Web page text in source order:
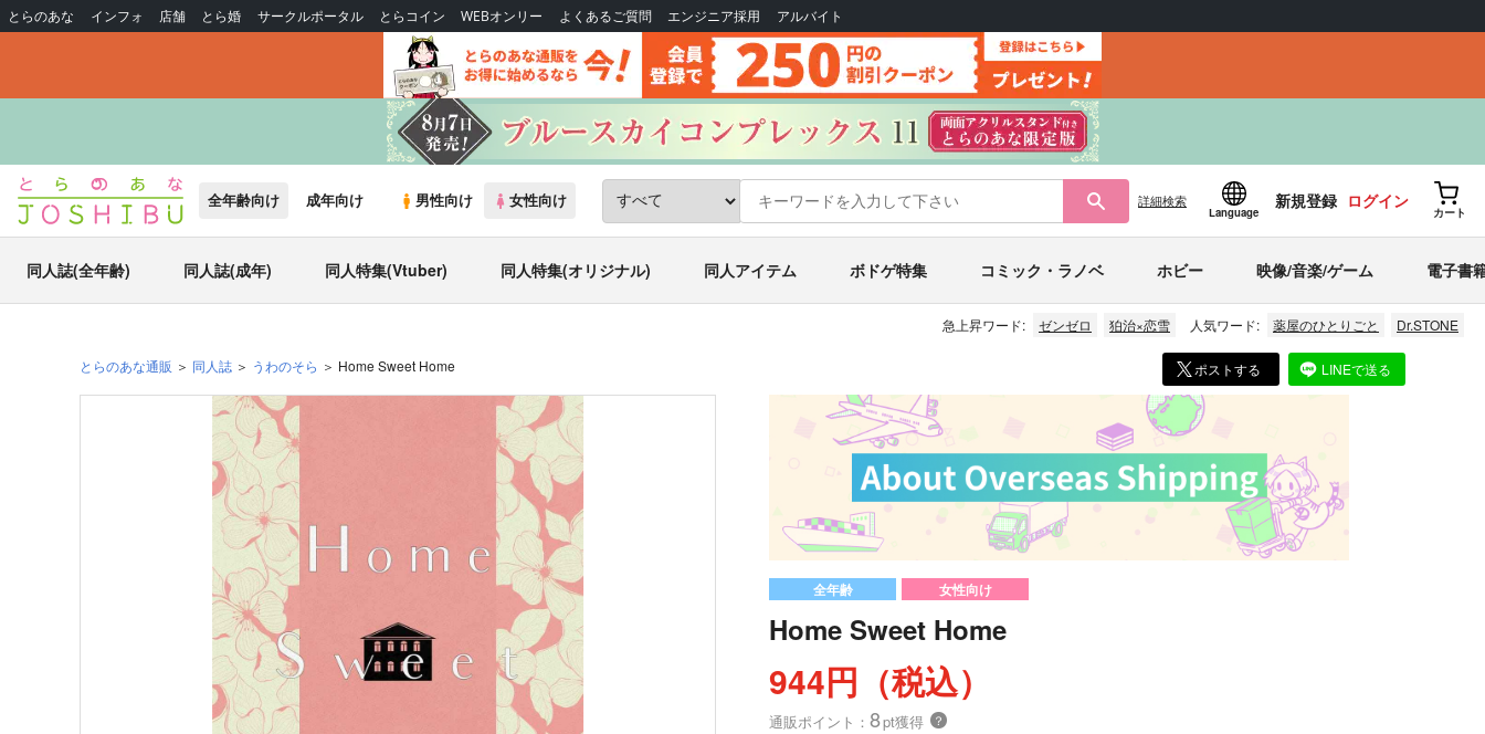
とらのあな インフォ 店舗 とら婚 サークルポータル とらコイン WEBオンリー よくあるご質問 エンジニア採用 アルバイト
全年齢向け 成年向け 男性向け 女性向け 詳細検索
Language
新規登録 ログイン
カート
同人誌(全年齢) 同人誌(成年) 同人特集(Vtuber) 同人特集(オリジナル) 同人アイテム ボドゲ特集 コミック・ラノベ ホビー 映像/音楽/ゲーム 電子書
急上昇ワード: ゼンゼロ 狛治×恋雪 人気ワード: 薬屋のひとりごと Dr.STONE
とらのあな通販 同人誌 うわのそら Home Sweet Home ポストする LINEで送る
全年齢 女性向け
Home Sweet Home
944円（税込）
通販ポイント： 8pt獲得 ？